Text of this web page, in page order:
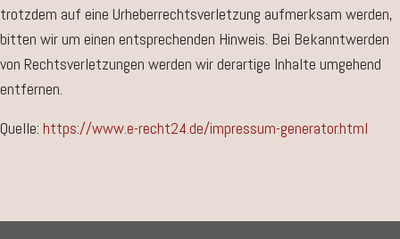
trotzdem auf eine Urheberrechtsverletzung aufmerksam werden,
bitten wir um einen entsprechenden Hinweis. Bei Bekanntwerden
von Rechtsverletzungen werden wir derartige Inhalte umgehend
entfernen.
Quelle: https://www.e-recht24.de/impressum-generator.html